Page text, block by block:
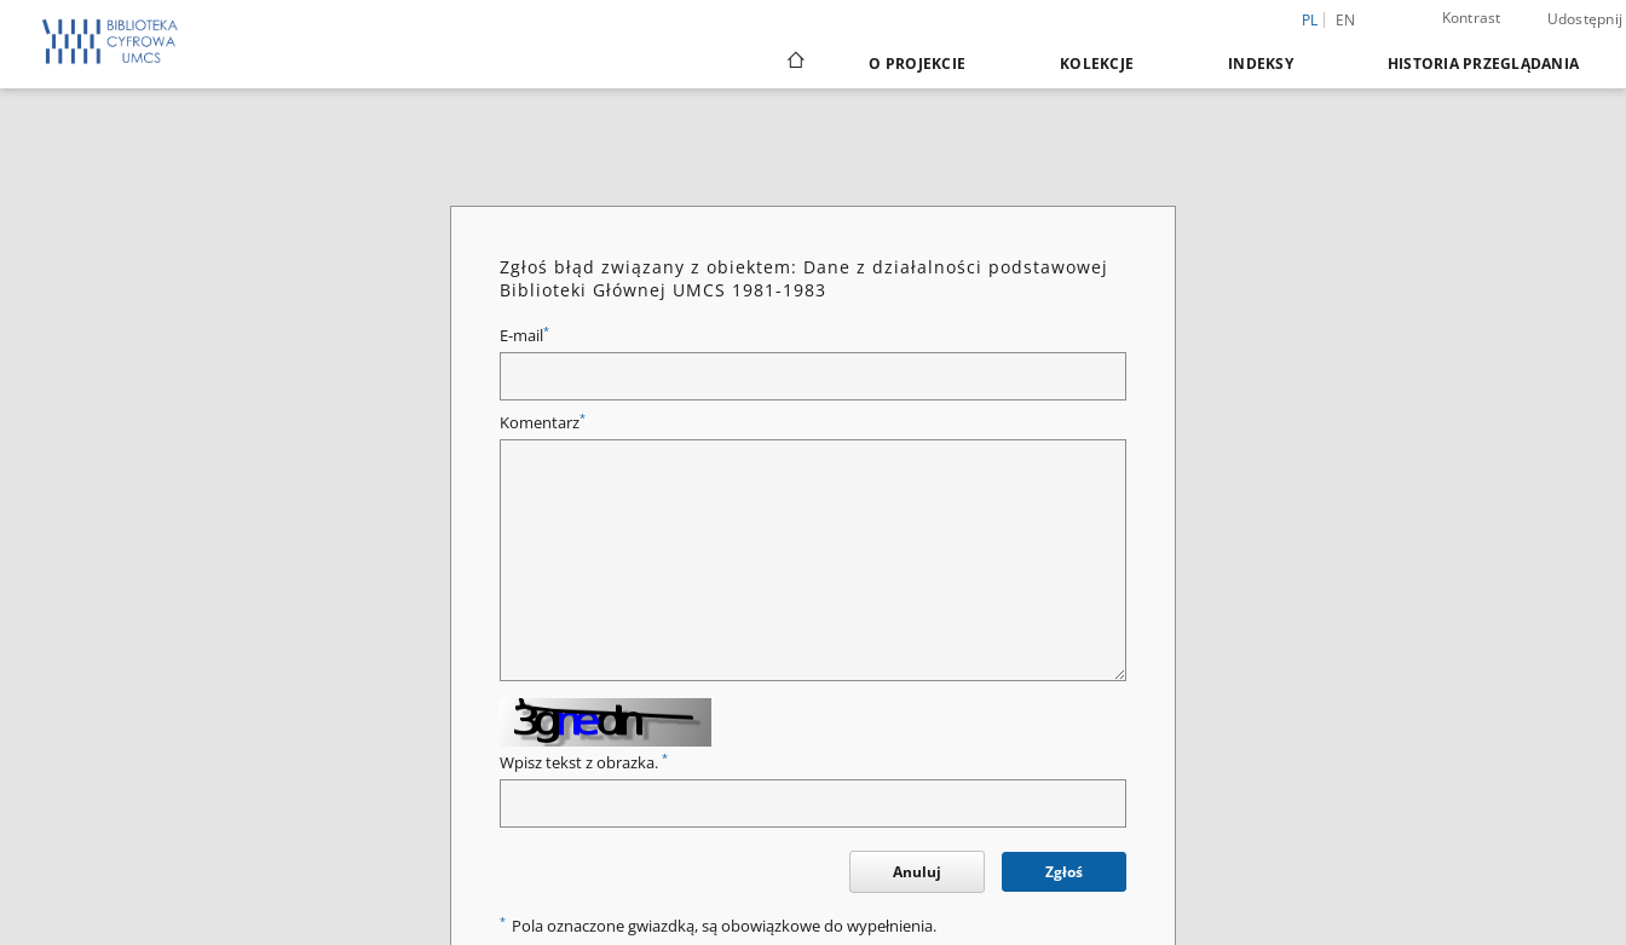
PL EN Kontrast Udostępnij
O PROJEKCIE KOLEKCJE INDEKSY HISTORIA PRZEGLĄDANIA
Zgłoś błąd związany z obiektem: Dane z działalności podstawowej
Biblioteki Głównej UMCS 1981-1983
E-mail*
Komentarz*
Wpisz tekst z obrazka. *
Anuluj Zgłoś
* Pola oznaczone gwiazdką, są obowiązkowe do wypełnienia.